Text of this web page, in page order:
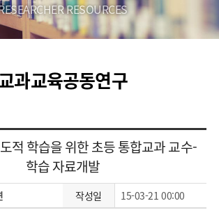
RESOURCES
과교육공동연구
적 학습을 위한 초등 통합교과 교수-
학습 자료개발
작성일 15-03-21 00:00